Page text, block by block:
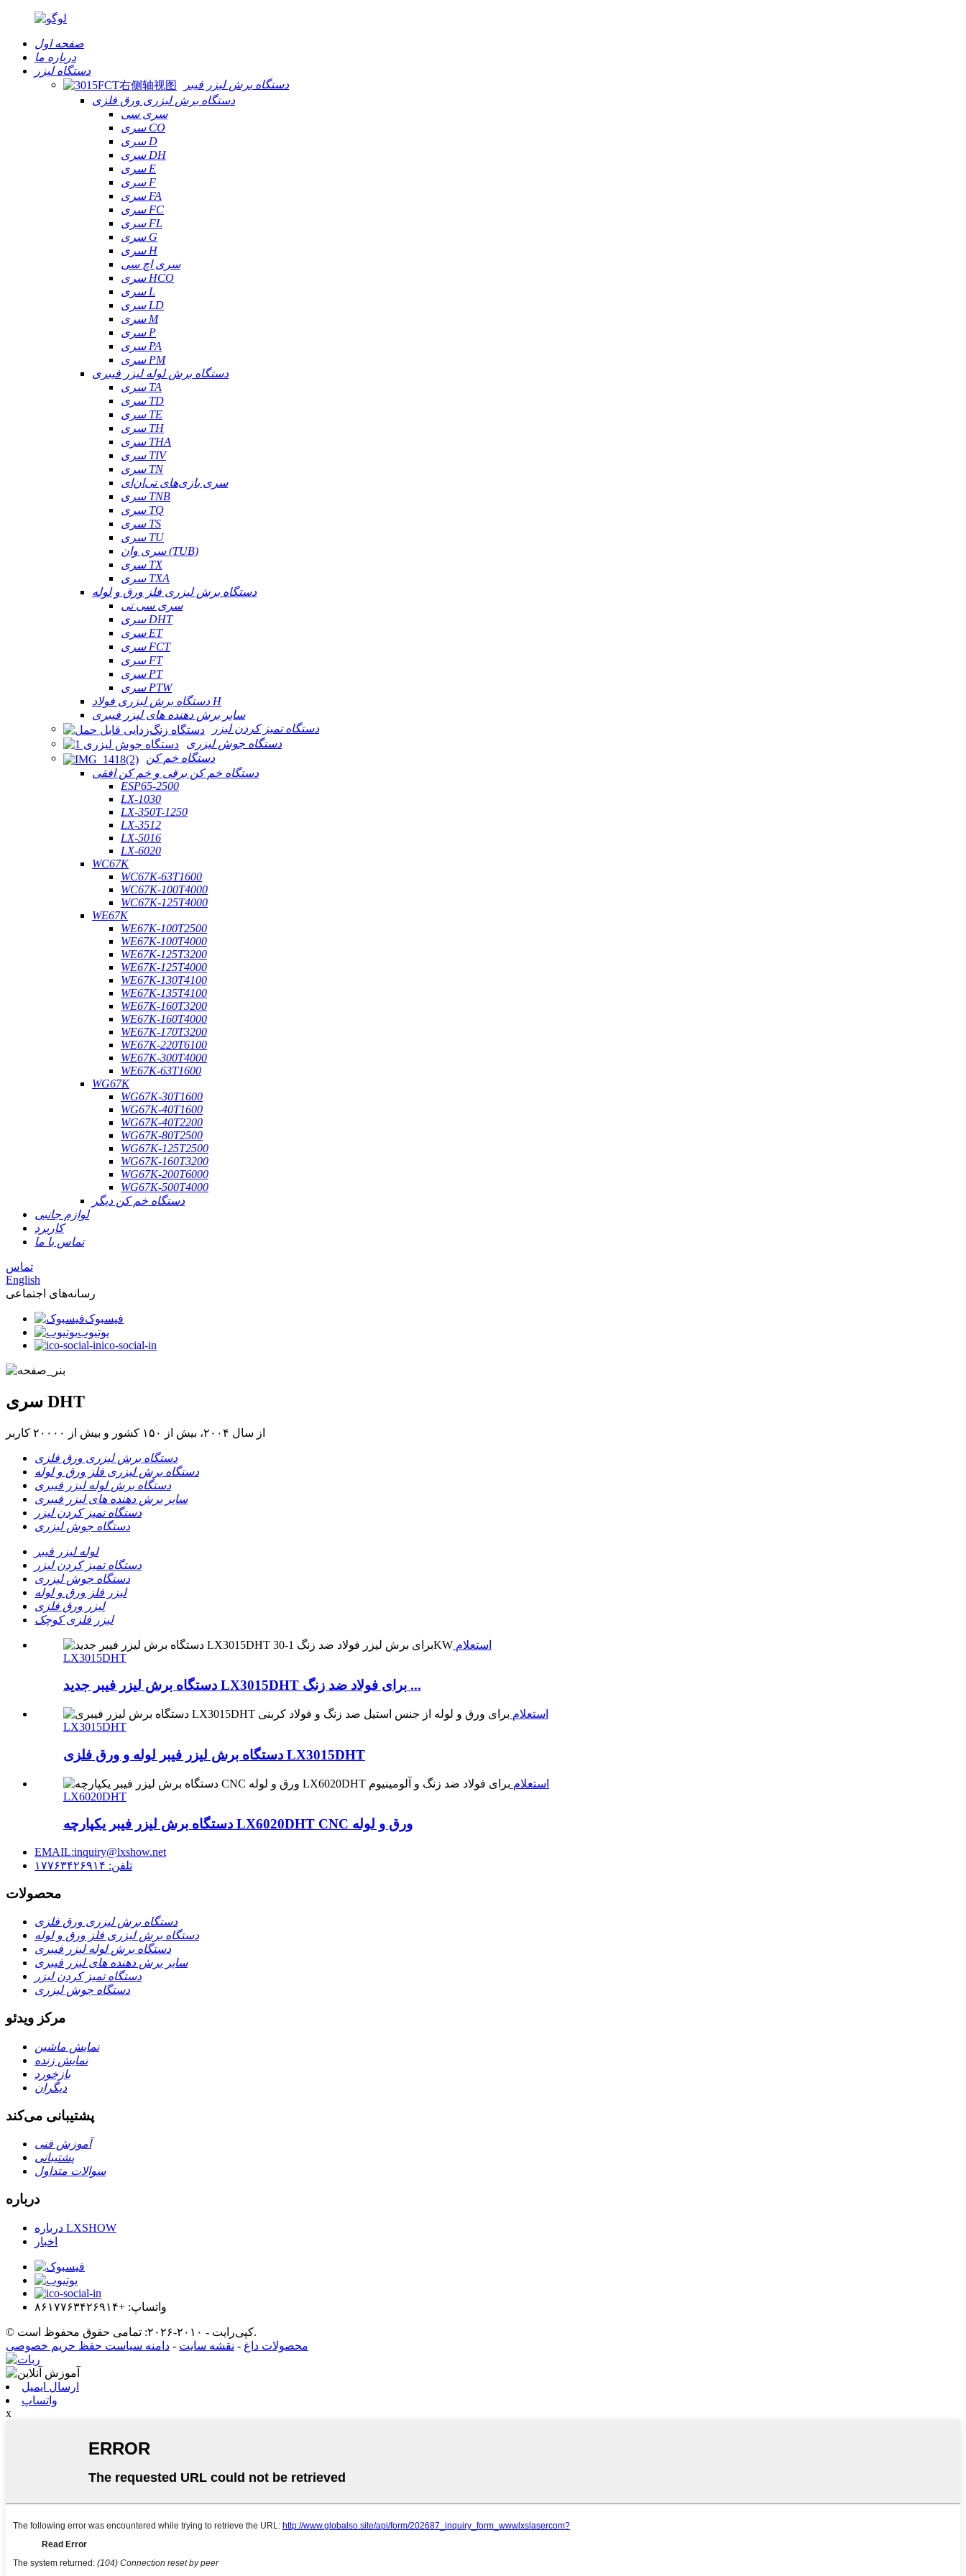
صفحه اول
درباره ما
دستگاه لیزر
دستگاه برش لیزر فیبر
دستگاه برش لیزری ورق فلزی
سری سی
سری CO
سری D
سری DH
سری E
سری F
سری FA
سری FC
سری FL
سری G
سری H
سری اچ سی
سری HCO
سری L
سری LD
سری M
سری P
سری PA
سری PM
دستگاه برش لوله لیزر فیبری
سری TA
سری TD
سری TE
سری TH
سری THA
سری TIV
سری TN
سری بازی‌های تی‌ان‌ای
سری TNB
سری TQ
سری TS
سری TU
سری وان (TUB)
سری TX
سری TXA
دستگاه برش لیزری فلز ورق و لوله
سری سی تی
سری DHT
سری ET
سری FCT
سری FT
سری PT
سری PTW
دستگاه برش لیزری فولاد H
سایر برش دهنده های لیزر فیبری
دستگاه تمیز کردن لیزر
دستگاه جوش لیزری
دستگاه خم کن
دستگاه خم کن برقی و خم کن افقی
ESP65-2500
LX-1030
LX-350T-1250
LX-3512
LX-5016
LX-6020
WC67K
WC67K-63T1600
WC67K-100T4000
WC67K-125T4000
WE67K
WE67K-100T2500
WE67K-100T4000
WE67K-125T3200
WE67K-125T4000
WE67K-130T4100
WE67K-135T4100
WE67K-160T3200
WE67K-160T4000
WE67K-170T3200
WE67K-220T6100
WE67K-300T4000
WE67K-63T1600
WG67K
WG67K-30T1600
WG67K-40T1600
WG67K-40T2200
WG67K-80T2500
WG67K-125T2500
WG67K-160T3200
WG67K-200T6000
WG67K-500T4000
دستگاه خم کن دیگر
لوازم جانبی
کاربرد
تماس با ما
تماس
English
رسانه‌های اجتماعی
فیسبوک
یوتیوب
ico-social-in
سری DHT
از سال ۲۰۰۴، بیش از ۱۵۰ کشور و بیش از ۲۰۰۰۰ کاربر
دستگاه برش لیزری ورق فلزی
دستگاه برش لیزری فلز ورق و لوله
دستگاه برش لوله لیزر فیبری
سایر برش دهنده های لیزر فیبری
دستگاه تمیز کردن لیزر
دستگاه جوش لیزری
لوله لیزر فیبر
دستگاه تمیز کردن لیزر
دستگاه جوش لیزری
لیزر فلز ورق و لوله
لیزر ورق فلزی
لیزر فلزی کوچک
استعلام
LX3015DHT
دستگاه برش لیزر فیبر جدید LX3015DHT برای فولاد ضد زنگ ...
استعلام
LX3015DHT
دستگاه برش لیزر فیبر لوله و ورق فلزی LX3015DHT
استعلام
LX6020DHT
دستگاه برش لیزر فیبر یکپارچه LX6020DHT CNC ورق و لوله
EMAIL:inquiry@lxshow.net
تلفن: ۱۷۷۶۳۴۲۶۹۱۴
محصولات
دستگاه برش لیزری ورق فلزی
دستگاه برش لیزری فلز ورق و لوله
دستگاه برش لوله لیزر فیبری
سایر برش دهنده های لیزر فیبری
دستگاه تمیز کردن لیزر
دستگاه جوش لیزری
مرکز ویدئو
نمایش ماشین
نمایش زنده
بازخورد
دیگران
پشتیبانی می‌کند
آموزش فنی
پشتیبانی
سوالات متداول
درباره
درباره LXSHOW
اخبار
واتساپ: +۸۶۱۷۷۶۳۴۲۶۹۱۴
© کپی‌رایت - ۲۰۱۰-۲۰۲۶: تمامی حقوق محفوظ است.
محصولات داغ - نقشه سایت - دامنه سیاست حفظ حریم خصوصی
ارسال ایمیل
واتساپ
x